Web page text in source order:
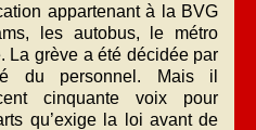
appartenant à la BVG
les autobus, le métro
La grève a été décidée par
du personnel. Mais il
cinquante voix pour
qu’exige la loi avant de